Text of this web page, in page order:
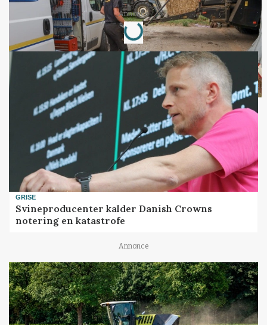
Annonce
Loading...
GRISE
Svineproducenter kalder Danish Crowns
notering en katastrofe
Annonce